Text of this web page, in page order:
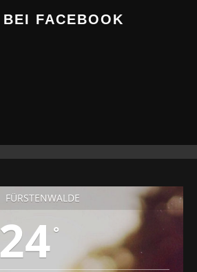
FACEBOOK
FÜRSTENWALDE
24°